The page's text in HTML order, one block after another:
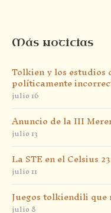
Más noticias
Tolkien y los estudios
políticamente
julio 16
Anuncio de la III
julio 13
La STE en el Celsius
julio 11
Juegos tolkiendili que
julio 8